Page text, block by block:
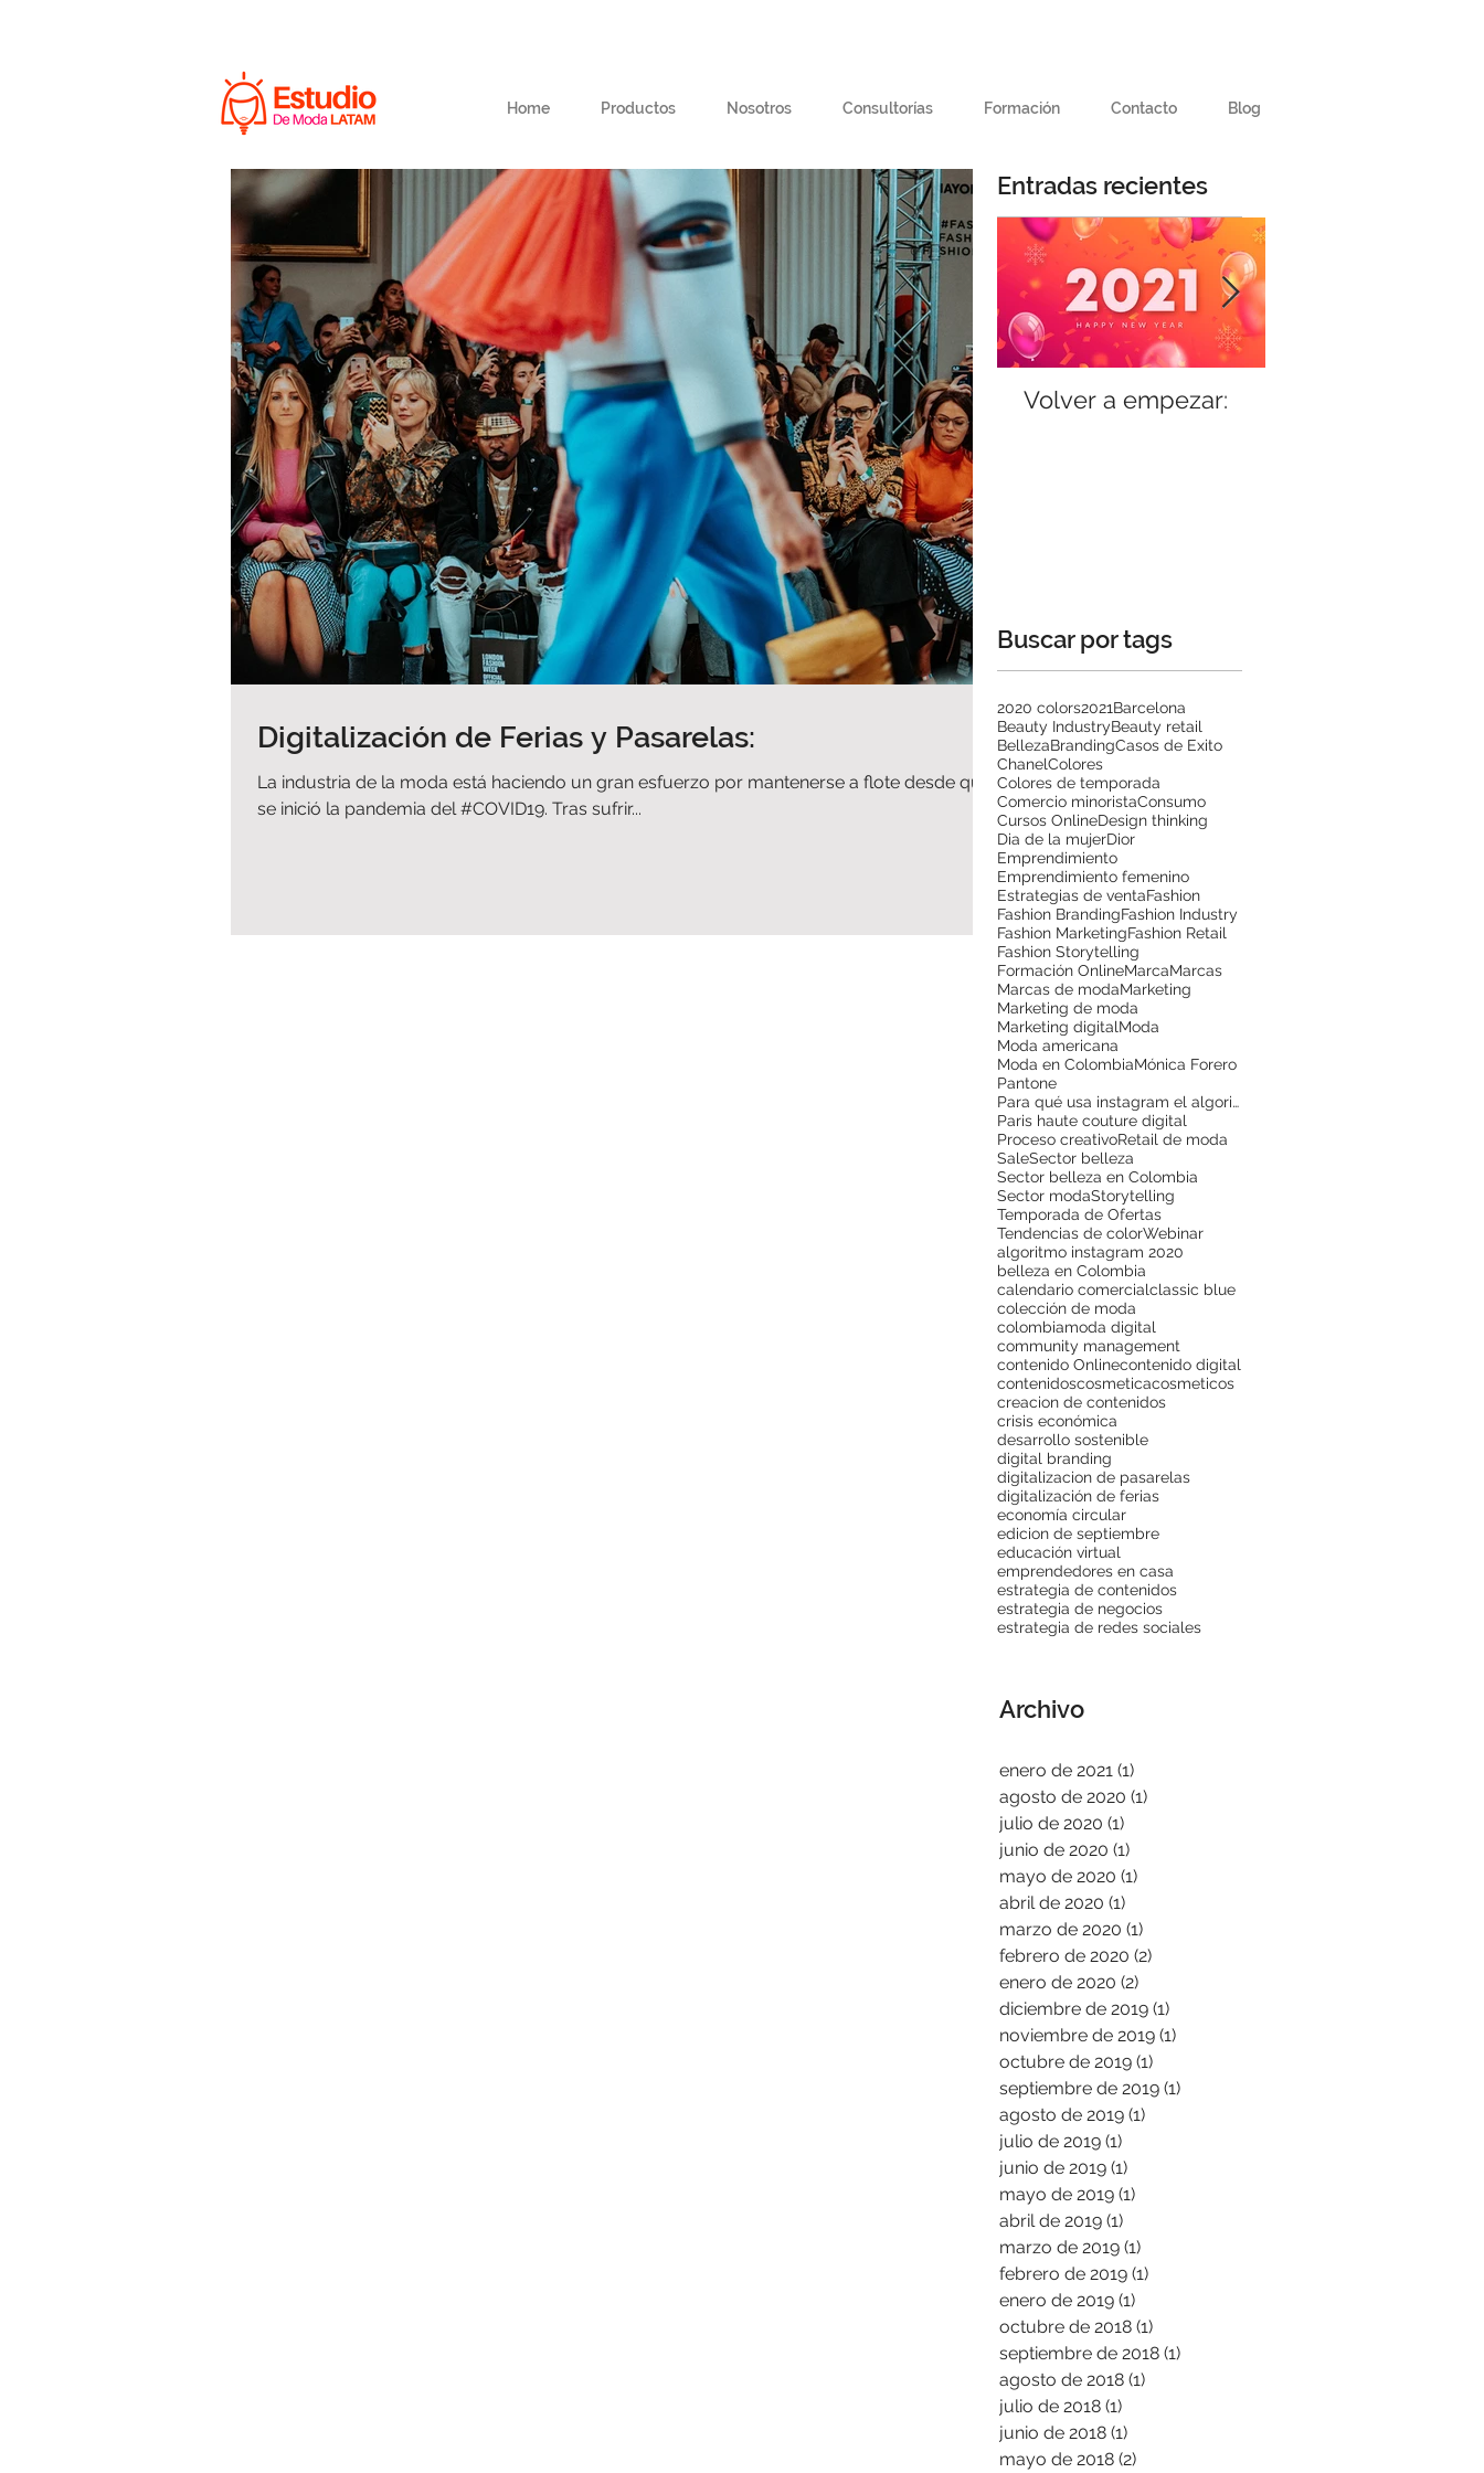
Home Productos Nosotros Consultorías Formación Contacto Blog
Digitalización de Ferias y Pasarelas:
La industria de la moda está haciendo un gran esfuerzo por mantenerse a flote desde que
se inició la pandemia del #COVID19. Tras sufrir...
Entradas recientes
Volver a empezar:
Buscar por tags
2020 colors2021Barcelona
Beauty IndustryBeauty retail
BellezaBrandingCasos de Exito
ChanelColores
Colores de temporada
Comercio minoristaConsumo
Cursos OnlineDesign thinking
Dia de la mujerDior
Emprendimiento
Emprendimiento femenino
Estrategias de ventaFashion
Fashion BrandingFashion Industry
Fashion MarketingFashion Retail
Fashion Storytelling
Formación OnlineMarcaMarcas
Marcas de modaMarketing
Marketing de moda
Marketing digitalModa
Moda americana
Moda en ColombiaMónica Forero
Pantone
Para qué usa instagram el algoritmo
Paris haute couture digital
Proceso creativoRetail de moda
SaleSector belleza
Sector belleza en Colombia
Sector modaStorytelling
Temporada de Ofertas
Tendencias de colorWebinar
algoritmo instagram 2020
belleza en Colombia
calendario comercialclassic blue
colección de moda
colombiamoda digital
community management
contenido Onlinecontenido digital
contenidoscosmeticacosmeticos
creacion de contenidos
crisis económica
desarrollo sostenible
digital branding
digitalizacion de pasarelas
digitalización de ferias
economía circular
edicion de septiembre
educación virtual
emprendedores en casa
estrategia de contenidos
estrategia de negocios
estrategia de redes sociales
Archivo
enero de 2021 (1)
agosto de 2020 (1)
julio de 2020 (1)
junio de 2020 (1)
mayo de 2020 (1)
abril de 2020 (1)
marzo de 2020 (1)
febrero de 2020 (2)
enero de 2020 (2)
diciembre de 2019 (1)
noviembre de 2019 (1)
octubre de 2019 (1)
septiembre de 2019 (1)
agosto de 2019 (1)
julio de 2019 (1)
junio de 2019 (1)
mayo de 2019 (1)
abril de 2019 (1)
marzo de 2019 (1)
febrero de 2019 (1)
enero de 2019 (1)
octubre de 2018 (1)
septiembre de 2018 (1)
agosto de 2018 (1)
julio de 2018 (1)
junio de 2018 (1)
mayo de 2018 (2)